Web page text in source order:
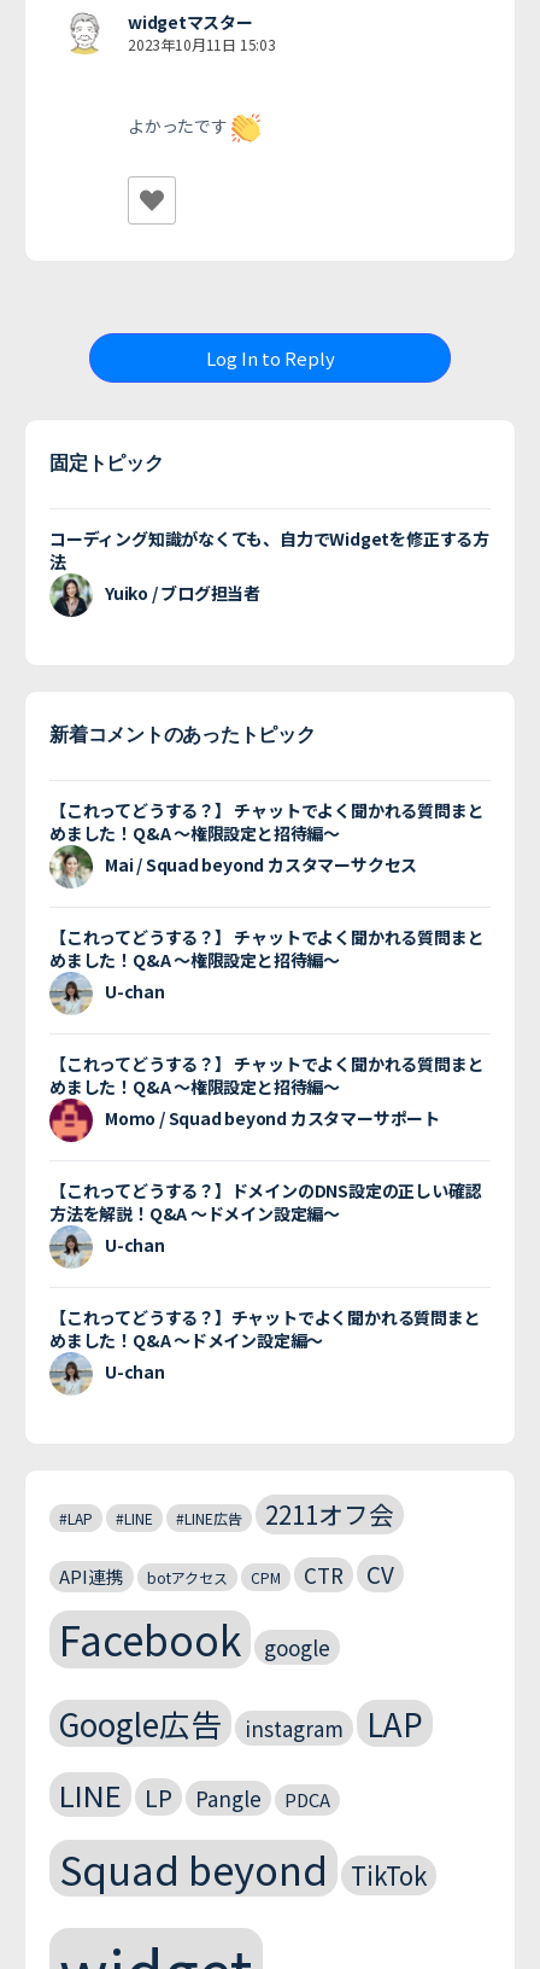
widgetマスター
2023年10月11日 15:03
よかったです
Log In to Reply
固定トピック
コーディング知識がなくても、自力でWidgetを修正する方
法
Yuiko / ブログ担当者
新着コメントのあったトピック
【これってどうする？】 チャットでよく聞かれる質問まと
めました！Q&A 〜権限設定と招待編〜
Mai / Squad beyond カスタマーサクセス
【これってどうする？】 チャットでよく聞かれる質問まと
めました！Q&A 〜権限設定と招待編〜
U-chan
【これってどうする？】 チャットでよく聞かれる質問まと
めました！Q&A 〜権限設定と招待編〜
Momo / Squad beyond カスタマーサポート
【これってどうする？】ドメインのDNS設定の正しい確認
方法を解説！Q&A 〜ドメイン設定編〜
U-chan
【これってどうする？】チャットでよく聞かれる質問まと
めました！Q&A 〜ドメイン設定編〜
U-chan
#LAP #LINE #LINE広告 2211オフ会
API連携 botアクセス CPM CTR CV
Facebook google
Google広告 instagram LAP
LINE LP Pangle PDCA
Squad beyond TikTok